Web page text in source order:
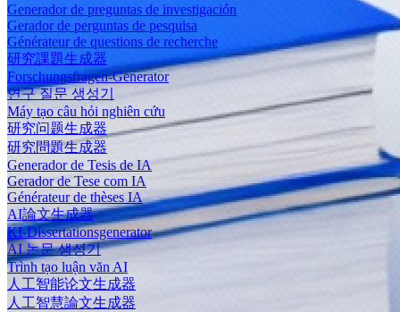
Generador de preguntas de investigación
Gerador de perguntas de pesquisa
Générateur de questions de recherche
研究課題生成器
Forschungsfragen-Generator
연구 질문 생성기
Máy tạo câu hỏi nghiên cứu
研究问题生成器
研究問題生成器
Generador de Tesis de IA
Gerador de Tese com IA
Générateur de thèses IA
AI論文生成器
KI-Dissertationsgenerator
AI 논문 생성기
Trình tạo luận văn AI
人工智能论文生成器
人工智慧論文生成器